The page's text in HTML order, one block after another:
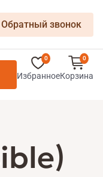
Обратный звонок
0
Избранное
0
Корзина